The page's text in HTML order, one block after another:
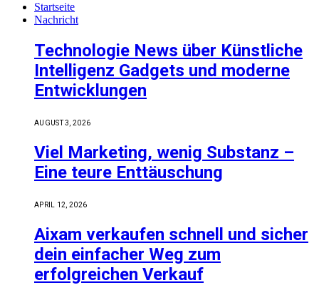
Startseite
Nachricht
Technologie News über Künstliche
Intelligenz Gadgets und moderne
Entwicklungen
AUGUST 3, 2026
Viel Marketing, wenig Substanz –
Eine teure Enttäuschung
APRIL 12, 2026
Aixam verkaufen schnell und sicher
dein einfacher Weg zum
erfolgreichen Verkauf